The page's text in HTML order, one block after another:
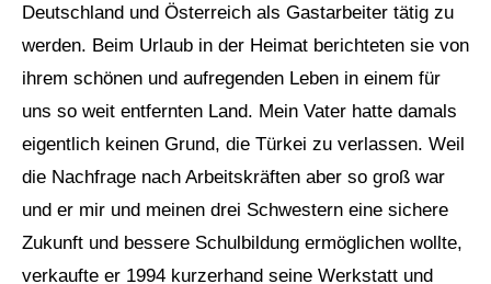
Deutschland und Österreich als Gastarbeiter tätig zu
werden. Beim Urlaub in der Heimat berichteten sie von
ihrem schönen und aufregenden Leben in einem für
uns so weit entfernten Land. Mein Vater hatte damals
eigentlich keinen Grund, die Türkei zu verlassen. Weil
die Nachfrage nach Arbeitskräften aber so groß war
und er mir und meinen drei Schwestern eine sichere
Zukunft und bessere Schulbildung ermöglichen wollte,
verkaufte er 1994 kurzerhand seine Werkstatt und